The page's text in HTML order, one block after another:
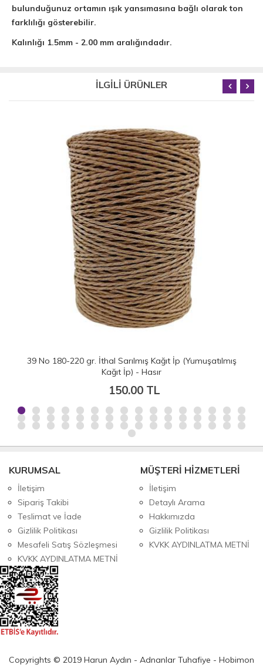
bulunduğunuz ortamın ışık yansımasına bağlı olarak ton
farklılığı gösterebilir.
Kalınlığı 1.5mm - 2.00 mm aralığındadır.
İLGİLİ ÜRÜNLER
39 No 180-220 gr. İthal Sarılmış Kağıt İp (Yumuşatılmış
Kağıt İp) - Hasır
150.00 TL
KURUMSAL
İletişim
Sipariş Takibi
Teslimat ve İade
Gizlilik Politikası
Mesafeli Satış Sözleşmesi
KVKK AYDINLATMA METNİ
MÜŞTERİ HİZMETLERİ
İletişim
Detaylı Arama
Hakkımızda
Gizlilik Politikası
KVKK AYDINLATMA METNİ
Copyrights © 2019 Harun Aydın - Adnanlar Tuhafiye - Hobimon